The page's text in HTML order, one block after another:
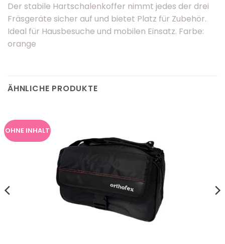
Der stabile Hartschalenkoffer nimmt jedes der drei
Fräsgeräte sicher auf und bietet Platz für Zubehör.
Ideal für Hausbesuche und mobilen Einsatz. Farbe:
orange
ÄHNLICHE PRODUKTE
OHNE INHALT